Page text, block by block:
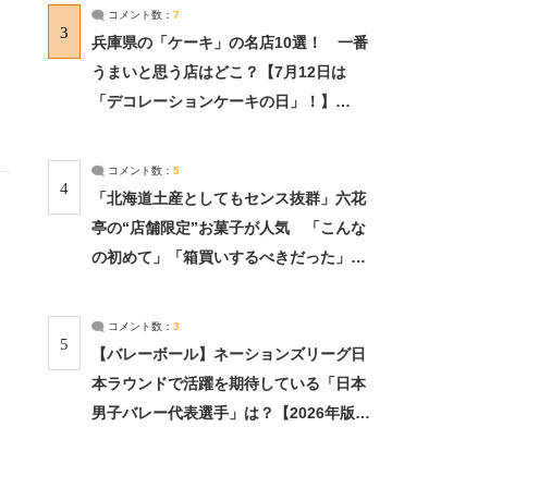
3
コメント数： 7
兵庫県の「ケーキ」の名店10選！ 一番
うまいと思う店はどこ？【7月12日は
「デコレーションケーキの日」！】
4
コメント数： 5
「北海道土産としてもセンス抜群」六花
亭の“店舗限定”お菓子が人気 「こんな
の初めて」「箱買いするべきだった」
5
コメント数： 3
【バレーボール】ネーションズリーグ日
本ラウンドで活躍を期待している「日本
男子バレー代表選手」は？【2026年版・